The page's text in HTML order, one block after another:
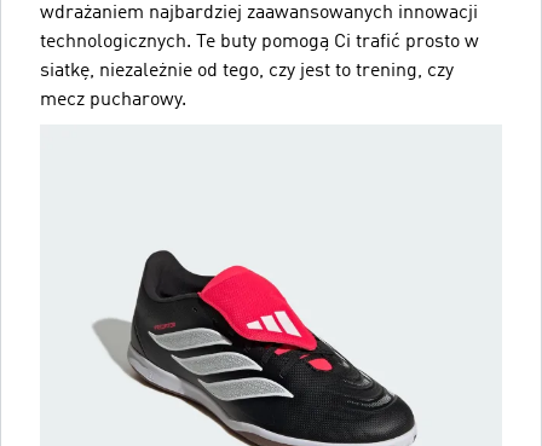
wdrażaniem najbardziej zaawansowanych innowacji
technologicznych. Te buty pomogą Ci trafić prosto w
siatkę, niezależnie od tego, czy jest to trening, czy
mecz pucharowy.